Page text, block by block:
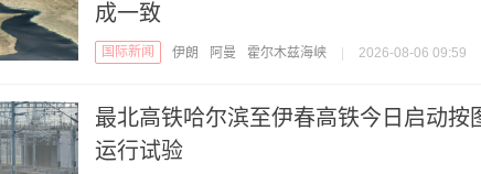
成一致
国际新闻 伊朗 阿曼 霍尔木兹海峡 2026-08-06 09:59
最北高铁哈尔滨至伊春高铁今日启动按
运行试验